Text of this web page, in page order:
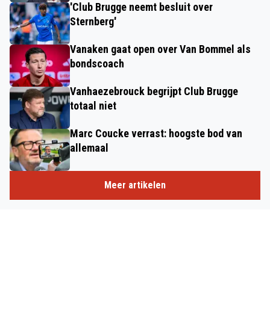
'Club Brugge neemt besluit over
Sternberg'
Vanaken gaat open over Van Bommel als
bondscoach
Vanhaezebrouck begrijpt Club Brugge
totaal niet
Marc Coucke verrast: hoogste bod van
allemaal
Meer artikelen